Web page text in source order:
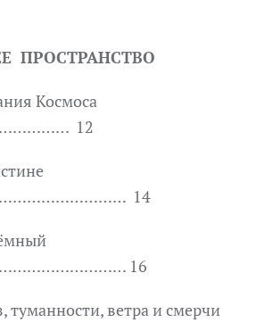
ПРОСТРАНСТВО
Космоса
12
… 14
……… 16
туманности, ветра и смерчи